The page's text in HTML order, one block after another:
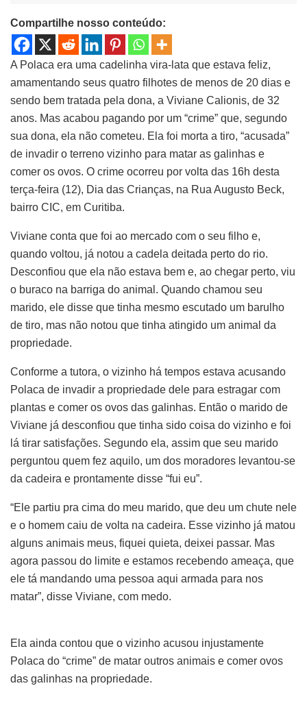
Compartilhe nosso conteúdo:
A Polaca era uma cadelinha vira-lata que estava feliz,
amamentando seus quatro filhotes de menos de 20 dias e
sendo bem tratada pela dona, a Viviane Calionis, de 32
anos. Mas acabou pagando por um “crime” que, segundo
sua dona, ela não cometeu. Ela foi morta a tiro, “acusada”
de invadir o terreno vizinho para matar as galinhas e
comer os ovos. O crime ocorreu por volta das 16h desta
terça-feira (12), Dia das Crianças, na Rua Augusto Beck,
bairro CIC, em Curitiba.
Viviane conta que foi ao mercado com o seu filho e,
quando voltou, já notou a cadela deitada perto do rio.
Desconfiou que ela não estava bem e, ao chegar perto, viu
o buraco na barriga do animal. Quando chamou seu
marido, ele disse que tinha mesmo escutado um barulho
de tiro, mas não notou que tinha atingido um animal da
propriedade.
Conforme a tutora, o vizinho há tempos estava acusando
Polaca de invadir a propriedade dele para estragar com
plantas e comer os ovos das galinhas. Então o marido de
Viviane já desconfiou que tinha sido coisa do vizinho e foi
lá tirar satisfações. Segundo ela, assim que seu marido
perguntou quem fez aquilo, um dos moradores levantou-se
da cadeira e prontamente disse “fui eu”.
“Ele partiu pra cima do meu marido, que deu um chute nele
e o homem caiu de volta na cadeira. Esse vizinho já matou
alguns animais meus, fiquei quieta, deixei passar. Mas
agora passou do limite e estamos recebendo ameaça, que
ele tá mandando uma pessoa aqui armada para nos
matar”, disse Viviane, com medo.
Ela ainda contou que o vizinho acusou injustamente
Polaca do “crime” de matar outros animais e comer ovos
das galinhas na propriedade.